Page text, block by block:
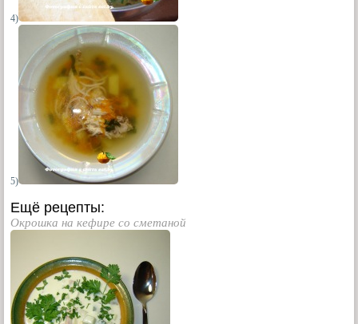
4)
5)
Ещё рецепты:
Окрошка на кефире со сметаной